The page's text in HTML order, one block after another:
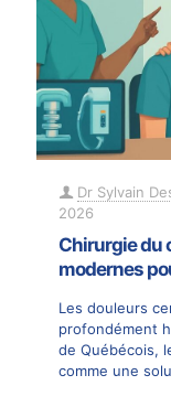
Dr Sylvain
2026
Chirurgie du
modernes
Les douleurs
profondément
de Québécois,
comme une